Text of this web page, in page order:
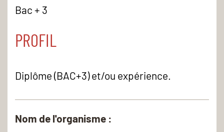
Bac + 3
PROFIL
Diplôme (BAC+3) et/ou expérience.
Nom de l'organisme :